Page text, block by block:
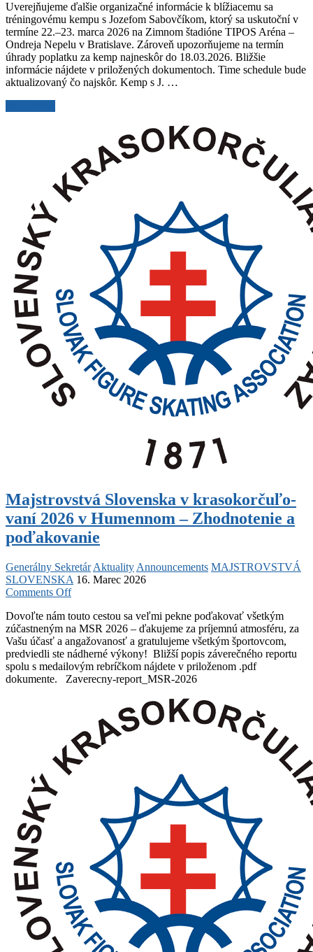
informácie
k
blížiacemu
sa
tréningovému
kempu
s
Uverejňujeme ďalšie organizačné informácie k blížiacemu sa
tréningovému kempu s Jozefom Sabovčíkom, ktorý sa uskutoční v
termíne 22.–23. marca 2026 na Zimnom štadióne TIPOS Aréna –
Ondreja Nepelu v Bratislave. Zároveň upozorňujeme na termín
úhrady poplatku za kemp najneskôr do 18.03.2026. Bližšie
informácie nájdete v priložených dokumentoch. Time schedule bude
aktualizovaný čo najskôr. Kemp s J. …
Jozefom
Sabovčíkom
Majstrovstvá Slovenska v krasokorčuľo­
vaní 2026 v Humennom – Zhodnotenie a
poďakovanie
Generálny Sekretár Aktuality Announcements MAJSTROVSTVÁ
SLOVENSKA 16. Marec 2026
Comments Offon
Slovenska
v
krasokorčuľo­
vaní
2026
v
Zhodnotenie
poďakovanie
Dovoľte nám touto cestou sa veľmi pekne poďakovať všetkým
zúčastneným na MSR 2026 – ďakujeme za príjemnú atmosféru, za
Vašu účasť a angažovanosť a gratulujeme všetkým športovcom,
predviedli ste nádherné výkony! Bližší popis záverečného reportu
spolu s medailovým rebríčkom nájdete v priloženom .pdf
dokumente. Zaverecny-report_MSR-2026